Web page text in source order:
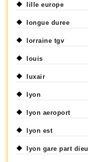
lille europe
longue duree
lorraine tgv
louis
luxair
lyon
lyon aeroport
lyon est
lyon gare part dieu